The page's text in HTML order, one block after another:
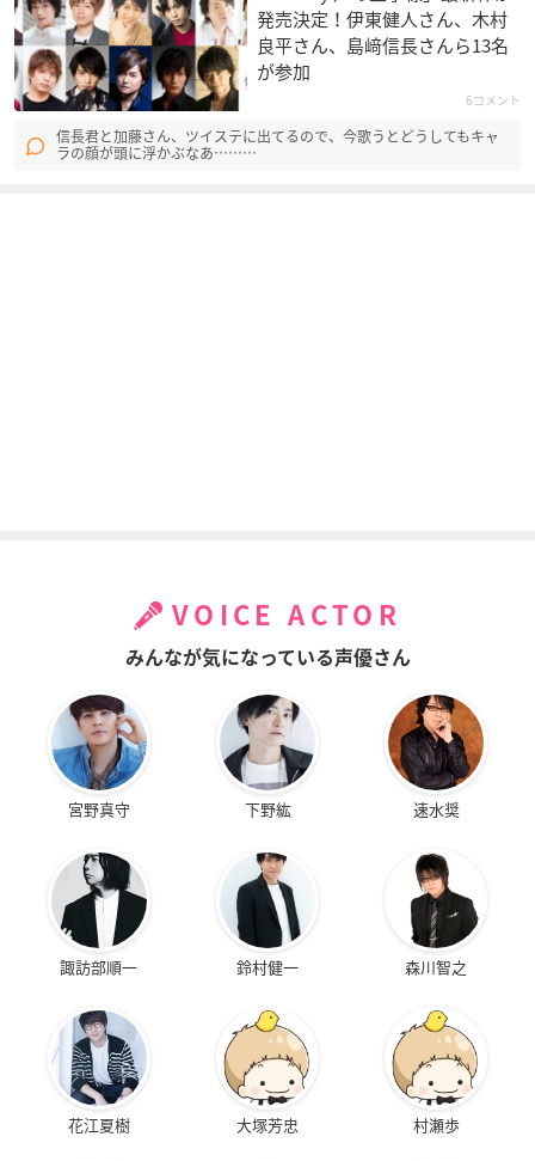
発売決定！伊東健人さん、木村
良平さん、島﨑信長さんら13名
が参加
6コメント
信長君と加藤さん、ツイステに出てるので、今歌うとどうしてもキャ
ラの顔が頭に浮かぶなあ………
VOICE ACTOR
みんなが気になっている声優さん
宮野真守 下野紘 速水奨
諏訪部順一 鈴村健一 森川智之
花江夏樹 大塚芳忠 村瀬歩